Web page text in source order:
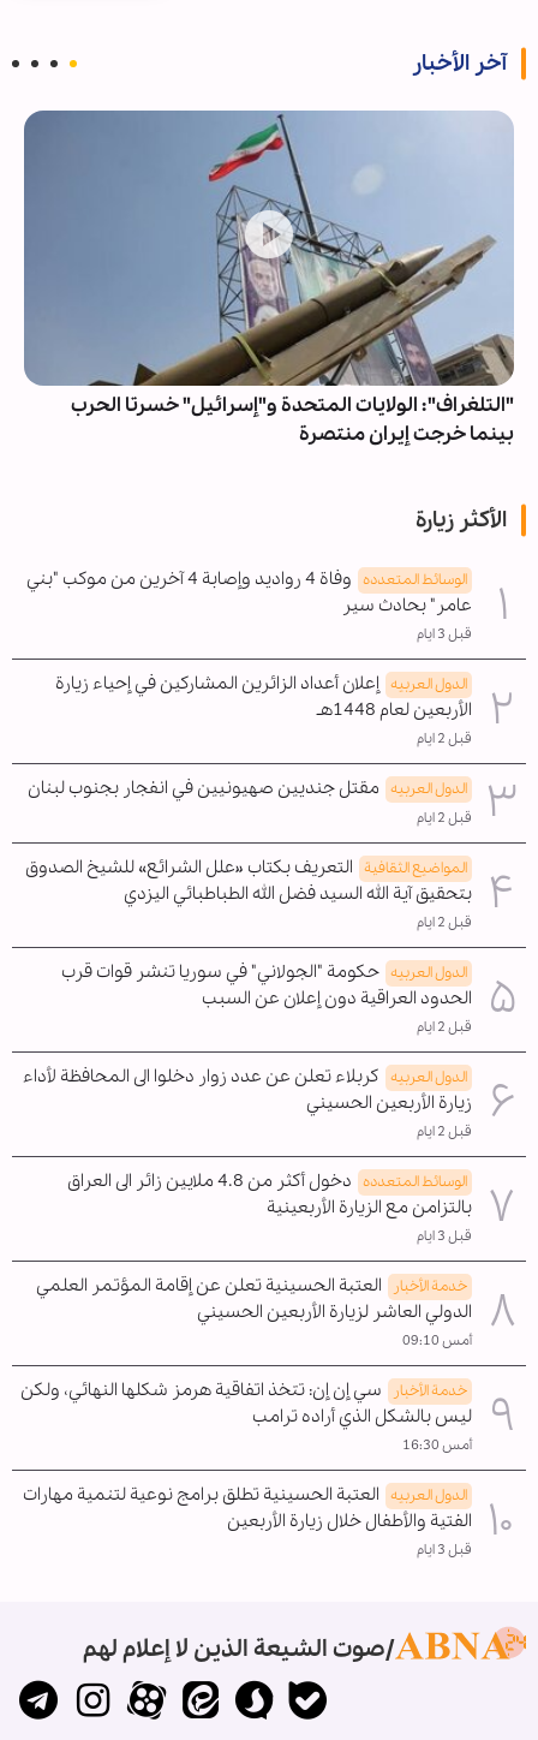
آخر الأخبار
"التلغراف": الولايات المتحدة و"إسرائيل" خسرتا الحرب
بينما خرجت إيران منتصرة
الأكثر زيارة
الوسائط المتعدده
وفاة 4 رواديد وإصابة 4 آخرين من موكب "بني
عامر" بحادث سير
قبل 3 ايام
الدول العربیه إعلان أعداد الزائرين المشاركين في إحياء زيارة
الأربعين لعام 1448هـ
قبل 2 ايام
الدول العربیه مقتل جنديين صهيونيين في انفجار بجنوب لبنان
قبل 2 ايام
المواضیع الثقافية التعريف بكتاب «علل الشرائع» للشيخ الصدوق
بتحقيق آية الله السيد فضل الله الطباطبائي اليزدي
قبل 2 ايام
الدول العربیه حكومة "الجولاني" في سوريا تنشر قوات قرب
الحدود العراقية دون إعلان عن السبب
قبل 2 ايام
الدول العربیه كربلاء تعلن عن عدد زوار دخلوا الى المحافظة لأداء
زيارة الأربعين الحسيني
قبل 2 ايام
الوسائط المتعدده
دخول أكثر من 4.8 ملايين زائر الى العراق
بالتزامن مع الزيارة الأربعينية
قبل 3 ايام
خدمة الأخبار
العتبة الحسينية تعلن عن إقامة المؤتمر العلمي
الدولي العاشر لزيارة الأربعين الحسيني
أمس 09:10
خدمة الأخبار
سي إن إن: تتخذ اتفاقية هرمز شكلها النهائي، ولكن
ليس بالشكل الذي أراده ترامب
أمس 16:30
الدول العربیه العتبة الحسينية تطلق برامج نوعية لتنمية مهارات
الفتية والأطفال خلال زيارة الأربعين
قبل 3 ايام
صوت الشيعة الذين لا إعلام لهم